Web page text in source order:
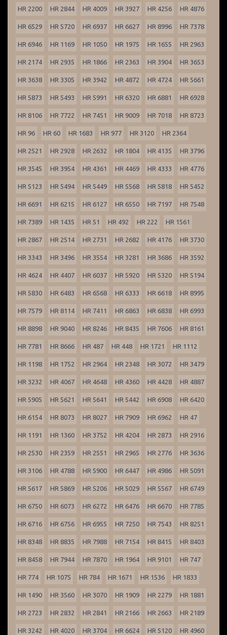
HR 2200 HR 2844 HR 4009 HR 3927 HR 4256 HR 4876
HR 6529 HR 5720 HR 6937 HR 6627 HR 8996 HR 7378
HR 6946 HR 1169 HR 1050 HR 1975 HR 1655 HR 2963
HR 2174 HR 2935 HR 1866 HR 2363 HR 3904 HR 3653
HR 3638 HR 3305 HR 3942 HR 4872 HR 4724 HR 5661
HR 5873 HR 5493 HR 5991 HR 6320 HR 6881 HR 6928
HR 8106 HR 7722 HR 7451 HR 9009 HR 7018 HR 8723
HR 96 HR 60 HR 1683 HR 977 HR 3120 HR 2364
HR 2521 HR 2928 HR 2632 HR 1804 HR 4135 HR 3796
HR 3545 HR 3954 HR 4361 HR 4469 HR 4333 HR 4776
HR 5123 HR 5494 HR 5449 HR 5568 HR 5818 HR 5452
HR 6691 HR 6215 HR 6127 HR 6550 HR 7197 HR 7548
HR 7389 HR 1435 HR 51 HR 492 HR 222 HR 1561
HR 2867 HR 2514 HR 2731 HR 2682 HR 4176 HR 3730
HR 3343 HR 3496 HR 3554 HR 3281 HR 3686 HR 3592
HR 4624 HR 4407 HR 6037 HR 5920 HR 5320 HR 5194
HR 5830 HR 6483 HR 6568 HR 6333 HR 6618 HR 8995
HR 7579 HR 8114 HR 7411 HR 6863 HR 6838 HR 6993
HR 8898 HR 9040 HR 8246 HR 8435 HR 7606 HR 8161
HR 7781 HR 8666 HR 487 HR 448 HR 1721 HR 1112
HR 1198 HR 1752 HR 2964 HR 2348 HR 3072 HR 3479
HR 3232 HR 4067 HR 4648 HR 4360 HR 4428 HR 4887
HR 5905 HR 5621 HR 5641 HR 5442 HR 6908 HR 6420
HR 6154 HR 8073 HR 8027 HR 7909 HR 6962 HR 47
HR 1191 HR 1360 HR 3752 HR 4204 HR 2873 HR 2916
HR 2530 HR 2359 HR 2551 HR 2965 HR 2776 HR 3636
HR 3106 HR 4788 HR 5900 HR 6447 HR 4986 HR 5091
HR 5617 HR 5869 HR 5206 HR 5029 HR 5567 HR 6749
HR 6750 HR 6073 HR 6272 HR 6476 HR 6670 HR 7785
HR 6716 HR 6756 HR 6955 HR 7250 HR 7543 HR 8251
HR 8348 HR 8835 HR 7988 HR 7154 HR 8415 HR 8403
HR 8458 HR 7944 HR 7870 HR 1964 HR 9101 HR 747
HR 774 HR 1075 HR 784 HR 1671 HR 1536 HR 1833
HR 1490 HR 3560 HR 3070 HR 1909 HR 2279 HR 1881
HR 2723 HR 2832 HR 2841 HR 2166 HR 2663 HR 2189
HR 3242 HR 4020 HR 3704 HR 6624 HR 5120 HR 4960